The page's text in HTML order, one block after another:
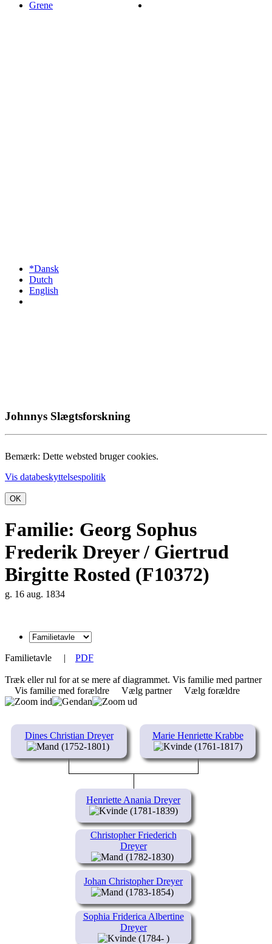
Grene
*Dansk
Dutch
English
Johnnys Slægtsforskning
Bemærk: Dette websted bruger cookies.
Vis databeskyttelsespolitik
OK
Familie: Georg Sophus
Frederik Dreyer / Giertrud
Birgitte Rosted (F10372)
g. 16 aug. 1834
Familietavle | PDF
Træk eller rul for at se mere af diagrammet. Vis familie med partner
Vis familie med forældre
Vælg partner Vælg forældre
Dines Christian Dreyer
(1752-1801)
Marie Henriette Krabbe
(1761-1817)
Henriette Anania Dreyer
(1781-1839)
Christopher Friederich
Dreyer
(1782-1830)
Johan Christopher Dreyer
(1783-1854)
Sophia Friderica Albertine
Dreyer
(1784- )